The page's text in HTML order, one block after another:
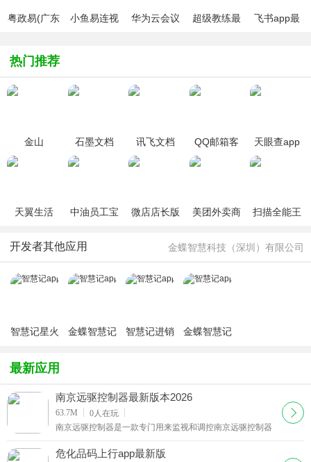
粤政易(广东
小鱼易连视
华为云会议
超级教练最
飞书app最
热门推荐
金山
WPS(WPS
Office)手机
石墨文档
讯飞文档
app官方版
QQ邮箱客
天眼查app
天翼生活
方版
中油员工宝
卓2026
微店店长版
美团外卖商
扫描全能王
开发者其他应用 金蝶智慧科技（深圳）有限公司
智慧记星火
机版
金蝶智慧记
智慧记进销
金蝶智慧记
最新应用
南京远驱控制器最新版本2026
63.7M 0 人在玩
南京远驱控制器是一款专门用来监视和调控南京远驱控制器
被广大用户熟知称作fardriver以及远驱电控，拥有极
下载
危化品码上行app最新版